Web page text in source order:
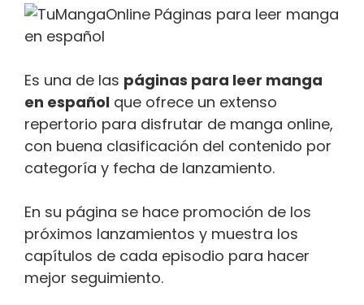
Es una de las páginas para leer manga
en español que ofrece un extenso
repertorio para disfrutar de manga online,
con buena clasificación del contenido por
categoría y fecha de lanzamiento.
En su página se hace promoción de los
próximos lanzamientos y muestra los
capítulos de cada episodio para hacer
mejor seguimiento.